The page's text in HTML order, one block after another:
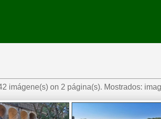
imágene(s) on 2 página(s). Mostrados: